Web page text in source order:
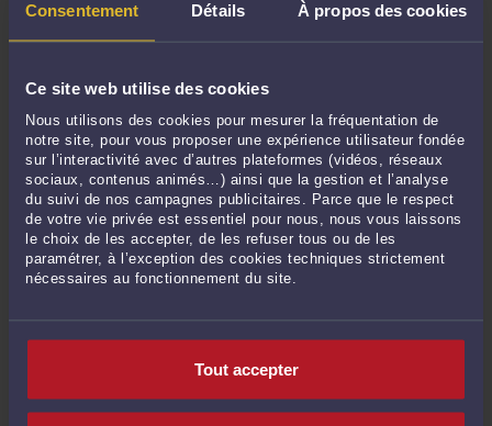
Consentement Détails À propos des cookies
Ce site web utilise des cookies
Nous utilisons des cookies pour mesurer la fréquentation de
notre site, pour vous proposer une expérience utilisateur fondée
sur l’interactivité avec d’autres plateformes (vidéos, réseaux
sociaux, contenus animés…) ainsi que la gestion et l’analyse
du suivi de nos campagnes publicitaires. Parce que le respect
de votre vie privée est essentiel pour nous, nous vous laissons
le choix de les accepter, de les refuser tous ou de les
paramétrer, à l’exception des cookies techniques strictement
nécessaires au fonctionnement du site.
Tout accepter
IMG-20120623-00180.JPG
ParJacques-Louis COLOMBANI
IMG-20120623-00163.JPG
Jacques-Louis COLOMBANI
Lire la suite >